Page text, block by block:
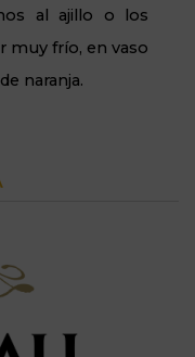
al ajillo o los
muy frío, en vaso
naranja.